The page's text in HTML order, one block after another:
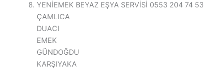
YENİEMEK BEYAZ EŞYA SERVİSİ 0553 204 74 53
ÇAMLICA
DUACI
EMEK
GÜNDOĞDU
KARŞIYAKA